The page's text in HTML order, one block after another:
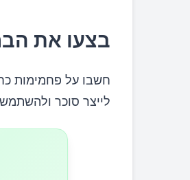
תחשבו על
מה בנוגע
בצעו את
חשבו על פחמימות
לייצר סוכר